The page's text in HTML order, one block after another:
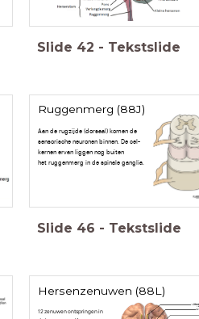
Slide 42 - Tekstslide
Ruggenmerg (88J)
Aan de rugzijde (dorsaal) komen de
sensorische neuronen binnen. De cel-
kernen ervan liggen nog buiten
het ruggenmerg in de spinale ganglia.
Slide 46 - Tekstslide
Hersenzenuwen (88L)
12 zenuwen ontspringen in